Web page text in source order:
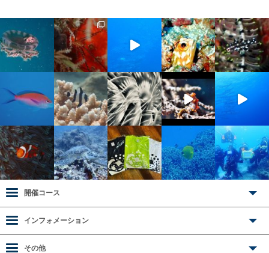
開催コース
インフォメーション
その他